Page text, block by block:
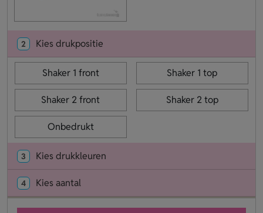
2 Kies drukpositie
Shaker 1 front Shaker 1 top
Shaker 2 front Shaker 2 top
Onbedrukt
3 Kies drukkleuren
4 Kies aantal